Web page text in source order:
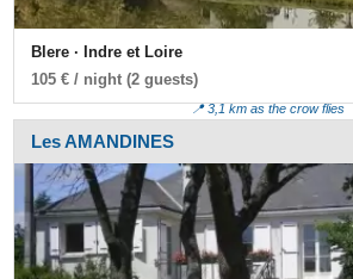
Blere · Indre et Loire
105 € / night (2 guests)
📍 3,1 km as the crow flies
Les AMANDINES